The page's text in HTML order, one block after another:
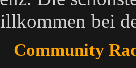
bei
Community